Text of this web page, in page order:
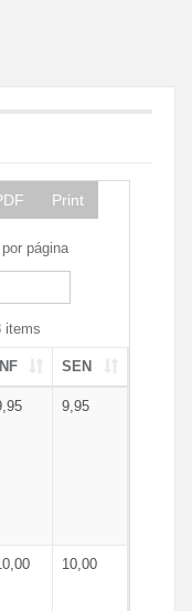
Print
página
items
SEN
9,95
10,00